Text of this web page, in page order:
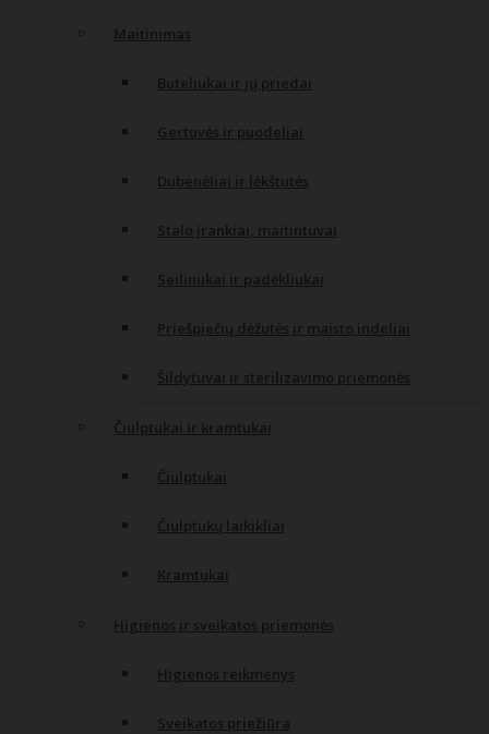
Maitinimas
Buteliukai ir jų priedai
Gertuvės ir puodeliai
Dubenėliai ir lėkštutės
Stalo įrankiai, maitintuvai
Seilinukai ir padėkliukai
Priešpiečių dėžutės ir maisto indeliai
Šildytuvai ir sterilizavimo priemonės
Čiulptukai ir kramtukai
Čiulptukai
Čiulptukų laikikliai
Kramtukai
Higienos ir sveikatos priemonės
Higienos reikmenys
Sveikatos priežiūra